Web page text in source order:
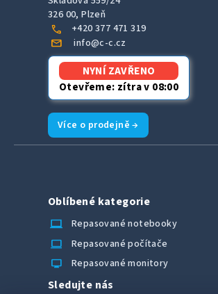
326 00, Plzeň
call +420 377 471 319
mail info@c-c.cz
NYNÍ ZAVŘENO
Otevřeme: zítra v 08:00
Více o prodejně →
Oblíbené kategorie
laptop_chromebook
Repasované notebooky
computer Repasované počítače
monitor Repasované monitory
Sledujte nás